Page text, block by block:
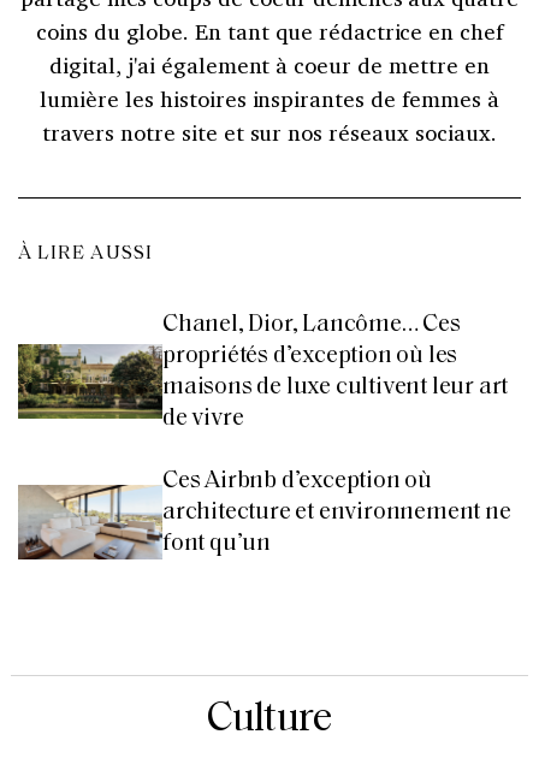
coins du globe. En tant que rédactrice en chef
digital, j'ai également à coeur de mettre en
lumière les histoires inspirantes de femmes à
travers notre site et sur nos réseaux sociaux.
À LIRE AUSSI
Chanel, Dior, Lancôme… Ces
propriétés d’exception où les
maisons de luxe cultivent leur art
de vivre
Ces Airbnb d’exception où
architecture et environnement ne
font qu’un
Culture